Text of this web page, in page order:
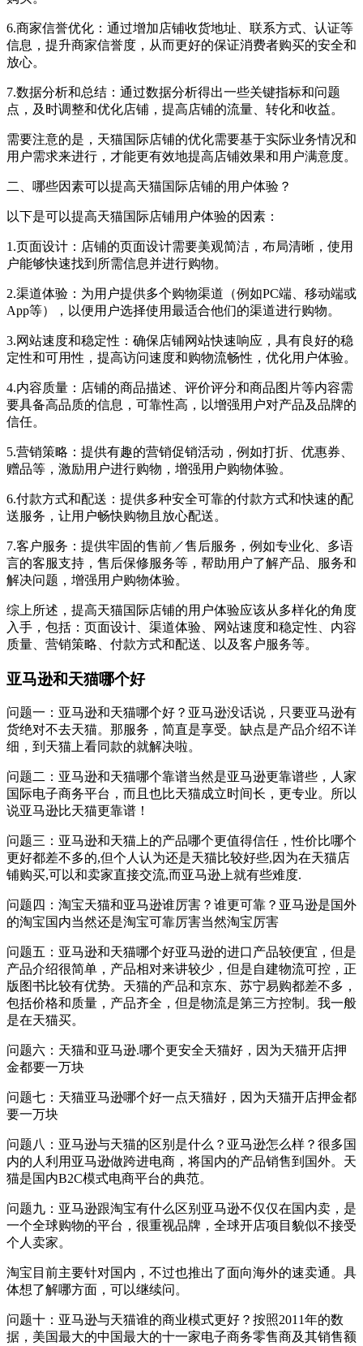
6.商家信誉优化：通过增加店铺收货地址、联系方式、认证等
信息，提升商家信誉度，从而更好的保证消费者购买的安全和
放心。
7.数据分析和总结：通过数据分析得出一些关键指标和问题
点，及时调整和优化店铺，提高店铺的流量、转化和收益。
需要注意的是，天猫国际店铺的优化需要基于实际业务情况和
用户需求来进行，才能更有效地提高店铺效果和用户满意度。
二、哪些因素可以提高天猫国际店铺的用户体验？
以下是可以提高天猫国际店铺用户体验的因素：
1.页面设计：店铺的页面设计需要美观简洁，布局清晰，使用
户能够快速找到所需信息并进行购物。
2.渠道体验：为用户提供多个购物渠道（例如PC端、移动端或
App等），以便用户选择使用最适合他们的渠道进行购物。
3.网站速度和稳定性：确保店铺网站快速响应，具有良好的稳
定性和可用性，提高访问速度和购物流畅性，优化用户体验。
4.内容质量：店铺的商品描述、评价评分和商品图片等内容需
要具备高品质的信息，可靠性高，以增强用户对产品及品牌的
信任。
5.营销策略：提供有趣的营销促销活动，例如打折、优惠券、
赠品等，激励用户进行购物，增强用户购物体验。
6.付款方式和配送：提供多种安全可靠的付款方式和快速的配
送服务，让用户畅快购物且放心配送。
7.客户服务：提供牢固的售前／售后服务，例如专业化、多语
言的客服支持，售后保修服务等，帮助用户了解产品、服务和
解决问题，增强用户购物体验。
综上所述，提高天猫国际店铺的用户体验应该从多样化的角度
入手，包括：页面设计、渠道体验、网站速度和稳定性、内容
质量、营销策略、付款方式和配送、以及客户服务等。
亚马逊和天猫哪个好
问题一：亚马逊和天猫哪个好？亚马逊没话说，只要亚马逊有
货绝对不去天猫。那服务，简直是享受。缺点是产品介绍不详
细，到天猫上看同款的就解决啦。
问题二：亚马逊和天猫哪个靠谱当然是亚马逊更靠谱些，人家
国际电子商务平台，而且也比天猫成立时间长，更专业。所以
说亚马逊比天猫更靠谱！
问题三：亚马逊和天猫上的产品哪个更值得信任，性价比哪个
更好都差不多的,但个人认为还是天猫比较好些,因为在天猫店
铺购买,可以和卖家直接交流,而亚马逊上就有些难度.
问题四：淘宝天猫和亚马逊谁厉害？谁更可靠？亚马逊是国外
的淘宝国内当然还是淘宝可靠厉害当然淘宝厉害
问题五：亚马逊和天猫哪个好亚马逊的进口产品较便宜，但是
产品介绍很简单，产品相对来讲较少，但是自建物流可控，正
版图书比较有优势。天猫的产品和京东、苏宁易购都差不多，
包括价格和质量，产品齐全，但是物流是第三方控制。我一般
是在天猫买。
问题六：天猫和亚马逊.哪个更安全天猫好，因为天猫开店押
金都要一万块
问题七：天猫亚马逊哪个好一点天猫好，因为天猫开店押金都
要一万块
问题八：亚马逊与天猫的区别是什么？亚马逊怎么样？很多国
内的人利用亚马逊做跨进电商，将国内的产品销售到国外。天
猫是国内B2C模式电商平台的典范。
问题九：亚马逊跟淘宝有什么区别亚马逊不仅仅在国内卖，是
一个全球购物的平台，很重视品牌，全球开店项目貌似不接受
个人卖家。
淘宝目前主要针对国内，不过也推出了面向海外的速卖通。具
体想了解哪方面，可以继续问。
问题十：亚马逊与天猫谁的商业模式更好？按照2011年的数
据，美国最大的中国最大的十一家电子商务零售商及其销售额